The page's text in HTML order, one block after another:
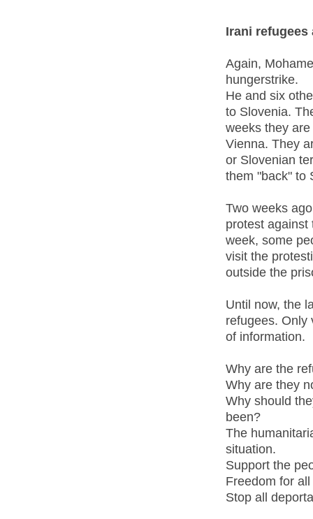
Irani
Again,
hungerstrike.
He and six
to Slovenia.
weeks they
Vienna. They
or Slovenian
them "back" to
Two weeks
protest against
week, some
visit the
outside the
Until now, the
refugees. Only
of information.
Why are the
Why are they
Why should
been?
The
situation.
Support the
Freedom for
Stop all